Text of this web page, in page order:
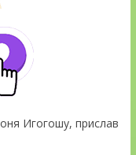
Игогошу, прислав